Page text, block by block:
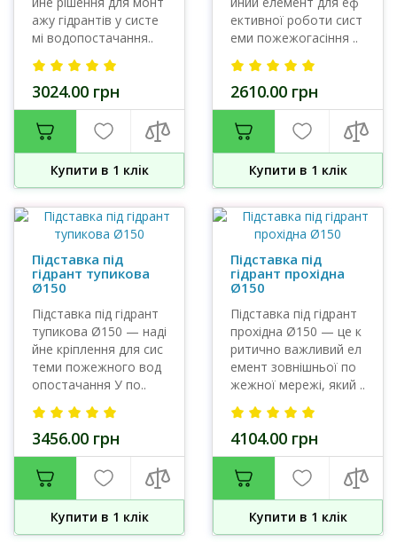
ажу гідрантів у систе
мі водопостачання..
3024.00 грн
Купити в 1 клiк
ективної роботи сист
еми пожежогасіння ..
2610.00 грн
Купити в 1 клiк
Підставка під
гідрант тупикова
Ø150
Підставка під гідрант
тупикова Ø150 — наді
йне кріплення для сис
теми пожежного вод
опостачання У по..
3456.00 грн
Купити в 1 клiк
Підставка під
гідрант прохідна
Ø150
Підставка під гідрант
прохідна Ø150 — це к
ритично важливий ел
емент зовнішньої по
жежної мережі, який ..
4104.00 грн
Купити в 1 клiк